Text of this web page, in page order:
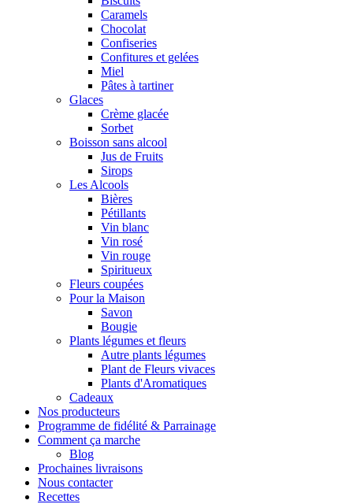
Caramels
Chocolat
Confiseries
Confitures et gelées
Miel
Pâtes à tartiner
Glaces
Crème glacée
Sorbet
Boisson sans alcool
Jus de Fruits
Sirops
Les Alcools
Bières
Pétillants
Vin blanc
Vin rosé
Vin rouge
Spiritueux
Fleurs coupées
Pour la Maison
Savon
Bougie
Plants légumes et fleurs
Autre plants légumes
Plant de Fleurs vivaces
Plants d'Aromatiques
Cadeaux
Nos producteurs
Programme de fidélité & Parrainage
Comment ça marche
Blog
Prochaines livraisons
Nous contacter
Recettes